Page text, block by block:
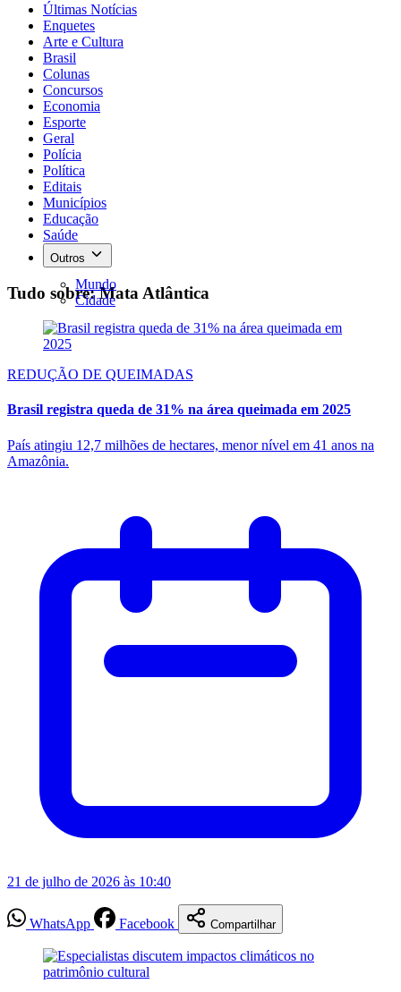
Últimas Notícias
Enquetes
Arte e Cultura
Brasil
Colunas
Concursos
Economia
Esporte
Geral
Polícia
Política
Editais
Municípios
Educação
Saúde
Outros
Mundo
Cidade
Tudo sobre: Mata Atlântica
REDUÇÃO DE QUEIMADAS
Brasil registra queda de 31% na área queimada em 2025
País atingiu 12,7 milhões de hectares, menor nível em 41 anos na
Amazônia.
21 de julho de 2026 às 10:40
WhatsApp Facebook Compartilhar